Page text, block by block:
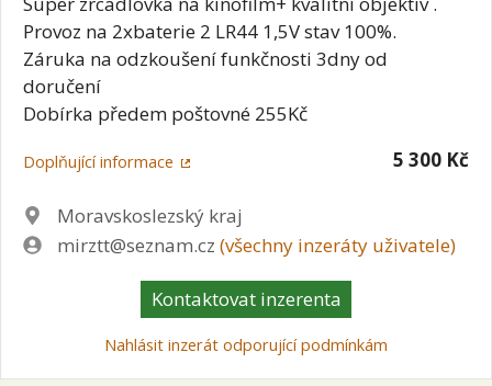
Provoz na 2xbaterie 2 LR44 1,5V stav 100%.
Záruka na odzkoušení funkčnosti 3dny od
doručení
Dobírka předem poštovné 255Kč
Doplňující informace 5 300 Kč
Lokalita
Moravskoslezský kraj
Zadavatel
mirztt@seznam.cz (všechny inzeráty uživatele)
Kontaktovat inzerenta
Nahlásit inzerát odporující podmínkám